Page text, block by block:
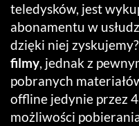
teledysków, jest
abonamentu w
dzięki niej
filmy, jednak z
pobranych
offline jedynie przez
możliwości